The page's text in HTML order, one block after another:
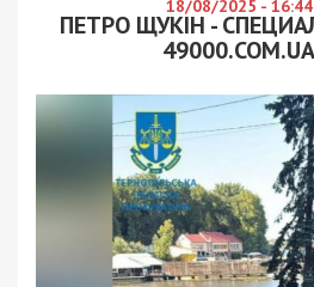
18/08/2025 - 16:44
ПЕТРО ЩУКІН -
49000.COM.UA